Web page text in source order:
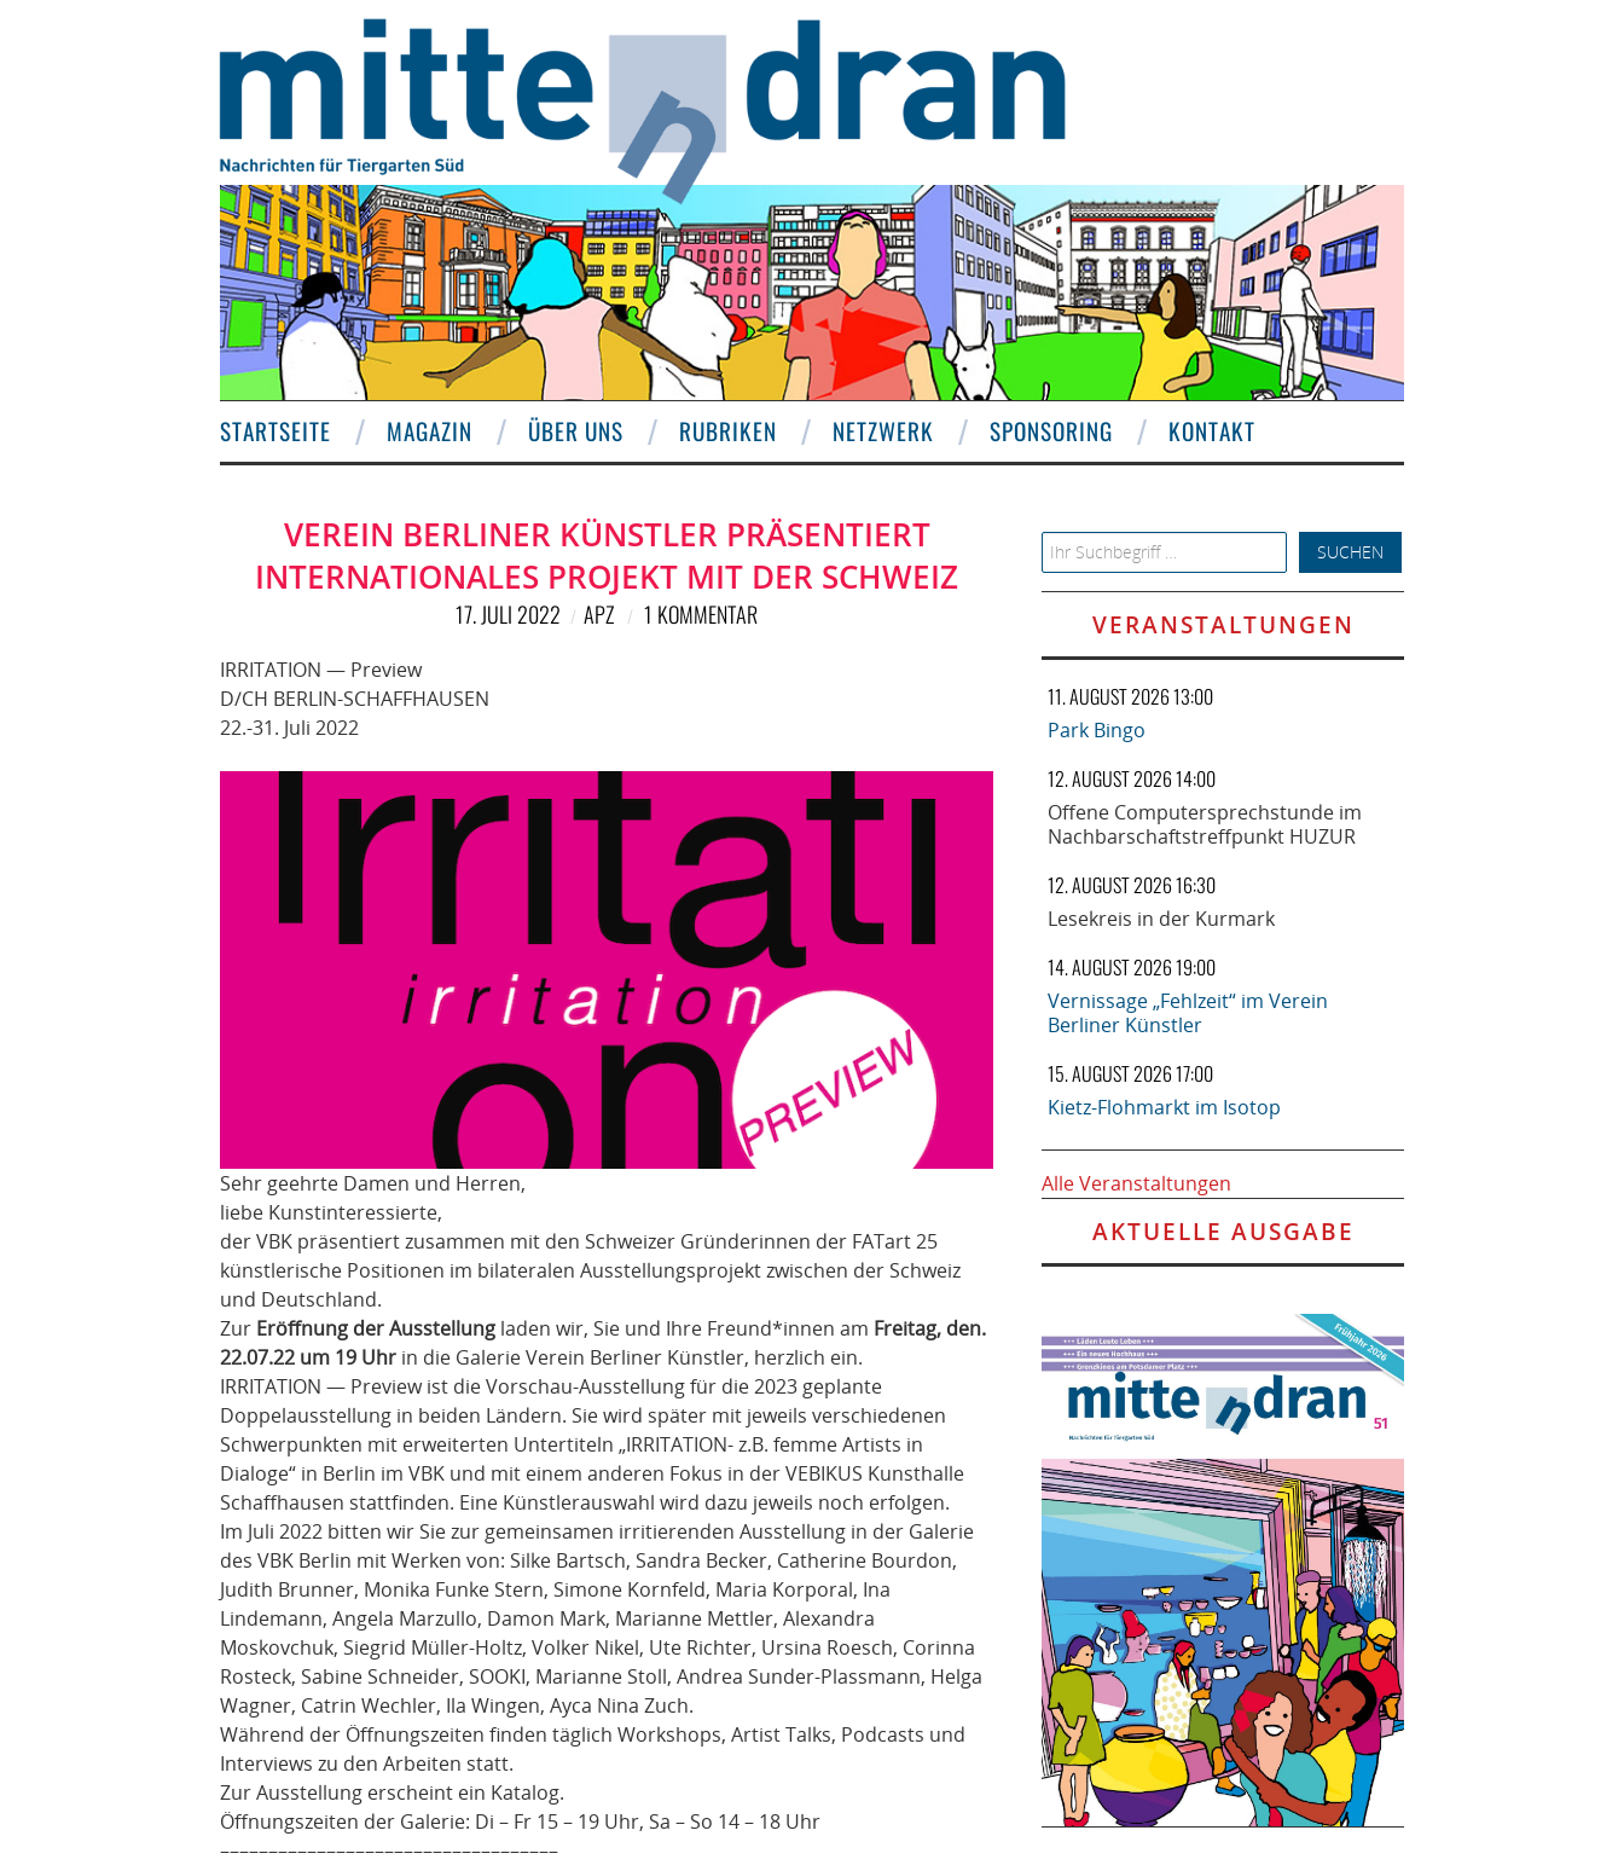
STARTSEITE MAGAZIN ÜBER UNS RUBRIKEN NETZWERK SPONSORING KONTAKT
VEREIN BERLINER KÜNSTLER PRÄSENTIERT
INTERNATIONALES PROJEKT MIT DER SCHWEIZ
17. JULI 2022 APZ 1 KOMMENTAR
IRRITATION — Preview
D/CH BERLIN-SCHAFFHAUSEN
22.-31. Juli 2022
Sehr geehrte Damen und Herren,
liebe Kunstinteressierte,
der VBK präsentiert zusammen mit den Schweizer Gründerinnen der FATart 25
künstlerische Positionen im bilateralen Ausstellungsprojekt zwischen der Schweiz
und Deutschland.
Zur Eröffnung der Ausstellung laden wir, Sie und Ihre Freund*innen am Freitag, den.
22.07.22 um 19 Uhr in die Galerie Verein Berliner Künstler, herzlich ein.
IRRITATION — Preview ist die Vorschau-Ausstellung für die 2023 geplante
Doppelausstellung in beiden Ländern. Sie wird später mit jeweils verschiedenen
Schwerpunkten mit erweiterten Untertiteln „IRRITATION- z.B. femme Artists in
Dialoge“ in Berlin im VBK und mit einem anderen Fokus in der VEBIKUS Kunsthalle
Schaffhausen stattfinden. Eine Künstlerauswahl wird dazu jeweils noch erfolgen.
Im Juli 2022 bitten wir Sie zur gemeinsamen irritierenden Ausstellung in der Galerie
des VBK Berlin mit Werken von: Silke Bartsch, Sandra Becker, Catherine Bourdon,
Judith Brunner, Monika Funke Stern, Simone Kornfeld, Maria Korporal, Ina
Lindemann, Angela Marzullo, Damon Mark, Marianne Mettler, Alexandra
Moskovchuk, Siegrid Müller-Holtz, Volker Nikel, Ute Richter, Ursina Roesch, Corinna
Rosteck, Sabine Schneider, SOOKI, Marianne Stoll, Andrea Sunder-Plassmann, Helga
Wagner, Catrin Wechler, Ila Wingen, Ayca Nina Zuch.
Während der Öffnungszeiten finden täglich Workshops, Artist Talks, Podcasts und
Interviews zu den Arbeiten statt.
Zur Ausstellung erscheint ein Katalog.
Öffnungszeiten der Galerie: Di – Fr 15 – 19 Uhr, Sa – So 14 – 18 Uhr
–––––––––––––––––––––––––––––––––––
Search for:
VERANSTALTUNGEN
11. AUGUST 2026 13:00
Park Bingo
12. AUGUST 2026 14:00
Offene Computersprechstunde im
Nachbarschaftstreffpunkt HUZUR
12. AUGUST 2026 16:30
Lesekreis in der Kurmark
14. AUGUST 2026 19:00
Vernissage „Fehlzeit“ im Verein
Berliner Künstler
15. AUGUST 2026 17:00
Kietz-Flohmarkt im Isotop
Alle Veranstaltungen
AKTUELLE AUSGABE